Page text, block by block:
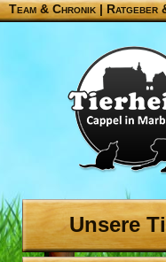
Team & Chronik |Ratgeber
Unsere